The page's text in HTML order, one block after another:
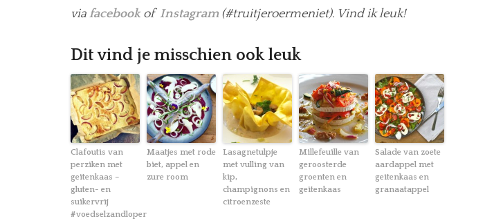
via facebookof Instagram (#truitjeroermeniet). Vind ik leuk!
Dit vind je misschien ook leuk
Clafoutis van
perziken met
geitenkaas –
gluten- en
suikervrij
#voedselzandloper
Maatjes met rode
biet, appel en
zure room
Lasagnetulpje
met vulling van
kip,
champignons en
citroenzeste
Millefeuille van
geroosterde
groenten en
geitenkaas
Salade van zoete
aardappel met
geitenkaas en
granaatappel